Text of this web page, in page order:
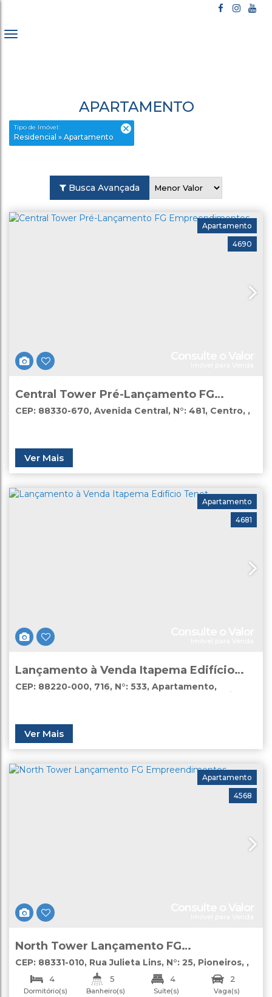
APARTAMENTO
Tipo de Imóvel:
Residencial » Apartamento
Busca Avançada
4690
Apartamento
Central Tower Pré-Lançamento FG
Empreendimentos
CEP: 88330-670, Avenida Central, N°: 481, Centro ,
Balneário Camboriú
Santa Catarina Brasil
Ver Mais
4681
Apartamento
Lançamento à Venda Itapema Edifício
Tenet
CEP: 88220-000, 716, N°: 533, Apartamento,
Tabuleiro dos Oliveiras
Santa Catarina
Ver Mais
4568
Apartamento
North Tower Lançamento FG
Empreendimentos
CEP: 88331-010, Rua Julieta Lins, N°: 25, Pioneiros ,
Balneário Camboriú
Santa Catarina Brasil
4
Dormitório(s)
5
Banheiro(s)
4
Suíte(s)
2
Vaga(s)